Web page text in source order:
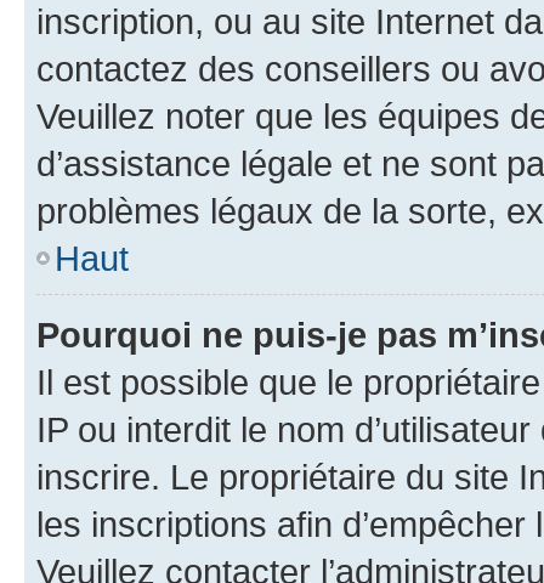
inscription, ou au site Internet
contactez des conseillers ou
Veuillez noter que les équipes
d’assistance légale et ne sont
problèmes légaux de la sorte,
Haut
Pourquoi ne puis-je pas
Il est possible que le
IP ou interdit le nom
inscrire. Le propriétaire du site
les inscriptions afin
Veuillez contacter